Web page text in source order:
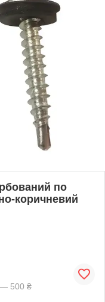
по
коричневий
— 500 ₴